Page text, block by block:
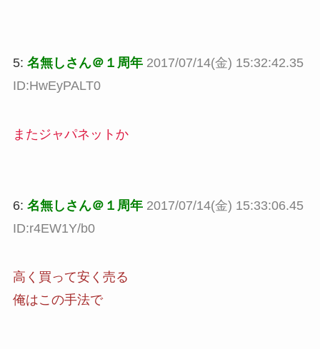
5: 名無しさん＠１周年 2017/07/14(金) 15:32:42.35
ID:HwEyPALT0
またジャパネットか
6: 名無しさん＠１周年 2017/07/14(金) 15:33:06.45
ID:r4EW1Y/b0
高く買って安く売る
俺はこの手法で